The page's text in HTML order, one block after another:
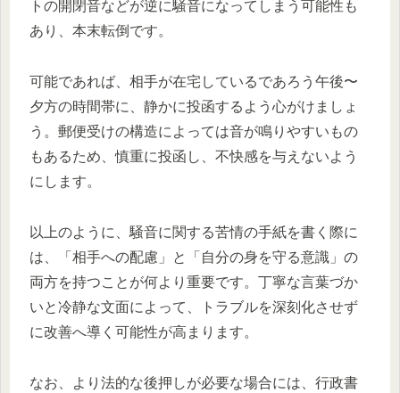
トの開閉音などが逆に騒音になってしまう可能性も
あり、本末転倒です。
可能であれば、相手が在宅しているであろう午後〜
夕方の時間帯に、静かに投函するよう心がけましょ
う。郵便受けの構造によっては音が鳴りやすいもの
もあるため、慎重に投函し、不快感を与えないよう
にします。
以上のように、騒音に関する苦情の手紙を書く際に
は、「相手への配慮」と「自分の身を守る意識」の
両方を持つことが何より重要です。丁寧な言葉づか
いと冷静な文面によって、トラブルを深刻化させず
に改善へ導く可能性が高まります。
なお、より法的な後押しが必要な場合には、行政書